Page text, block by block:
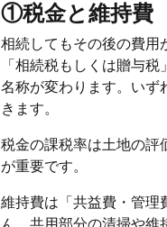
①税金と維持費
相続してもその後の費用
「相続税もしくは贈与
名称が変わります。いず
きます。
税金の課税率は土地の評
が重要です。
維持費は「共益費・管理
ん。共用部分の清掃や